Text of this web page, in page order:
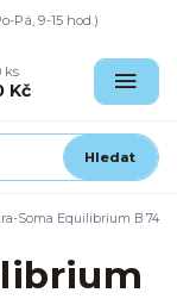
Hledat
Pá, 9-15 hod.)
ks
Kč
Soma Equilibrium B 74